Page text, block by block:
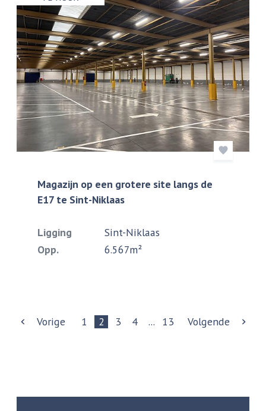
Magazijn op een grotere site langs de
E17 te Sint-Niklaas
Ligging
Sint-Niklaas
Opp.
6.567m²
Vorige 1 2 3 4 ... 13 Volgende